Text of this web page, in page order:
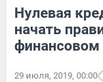
Нулевая
начать
29 июля, 2019, 00:00